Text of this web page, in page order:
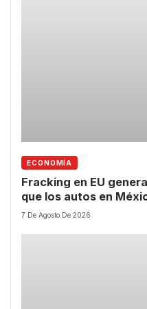
ECONOMÍA
Fracking en EU
que los autos en
7 De Agosto De 2026